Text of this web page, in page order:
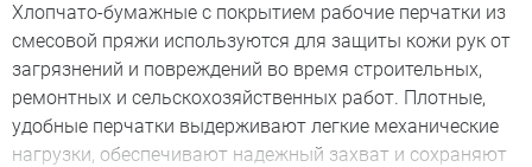
Хлопчато-бумажные с покрытием рабочие перчатки из
смесовой пряжи используются для защиты кожи рук от
загрязнений и повреждений во время строительных,
ремонтных и сельскохозяйственных работ. Плотные,
удобные перчатки выдерживают легкие механические
нагрузки, обеспечивают надежный захват и сохраняют